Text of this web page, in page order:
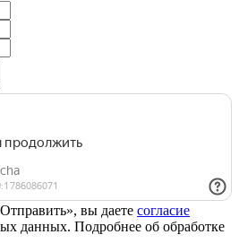
вы даете согласие
данных. Подробнее об обработке